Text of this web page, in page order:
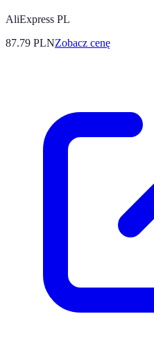
AliExpress PL
87.79 PLNZobacz cenę